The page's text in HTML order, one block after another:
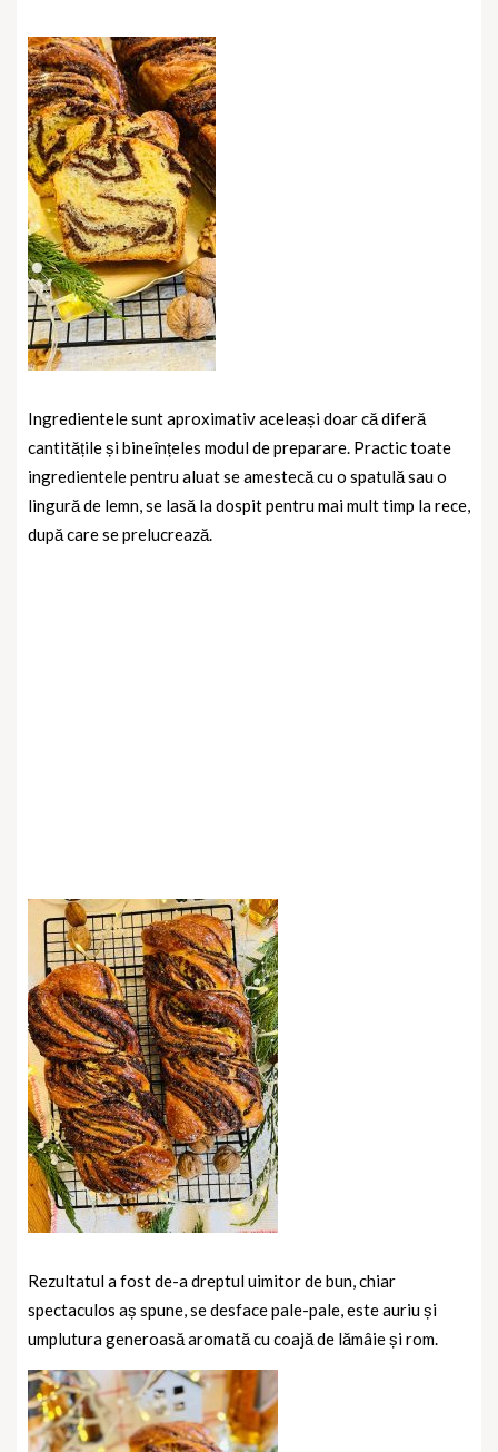
Ingredientele sunt aproximativ aceleași doar că diferă
cantitățile și bineînțeles modul de preparare. Practic toate
ingredientele pentru aluat se amestecă cu o spatulă sau o
lingură de lemn, se lasă la dospit pentru mai mult timp la rece,
după care se prelucrează.
Rezultatul a fost de-a dreptul uimitor de bun, chiar
spectaculos aș spune, se desface pale-pale, este auriu și
umplutura generoasă aromată cu coajă de lămâie și rom.